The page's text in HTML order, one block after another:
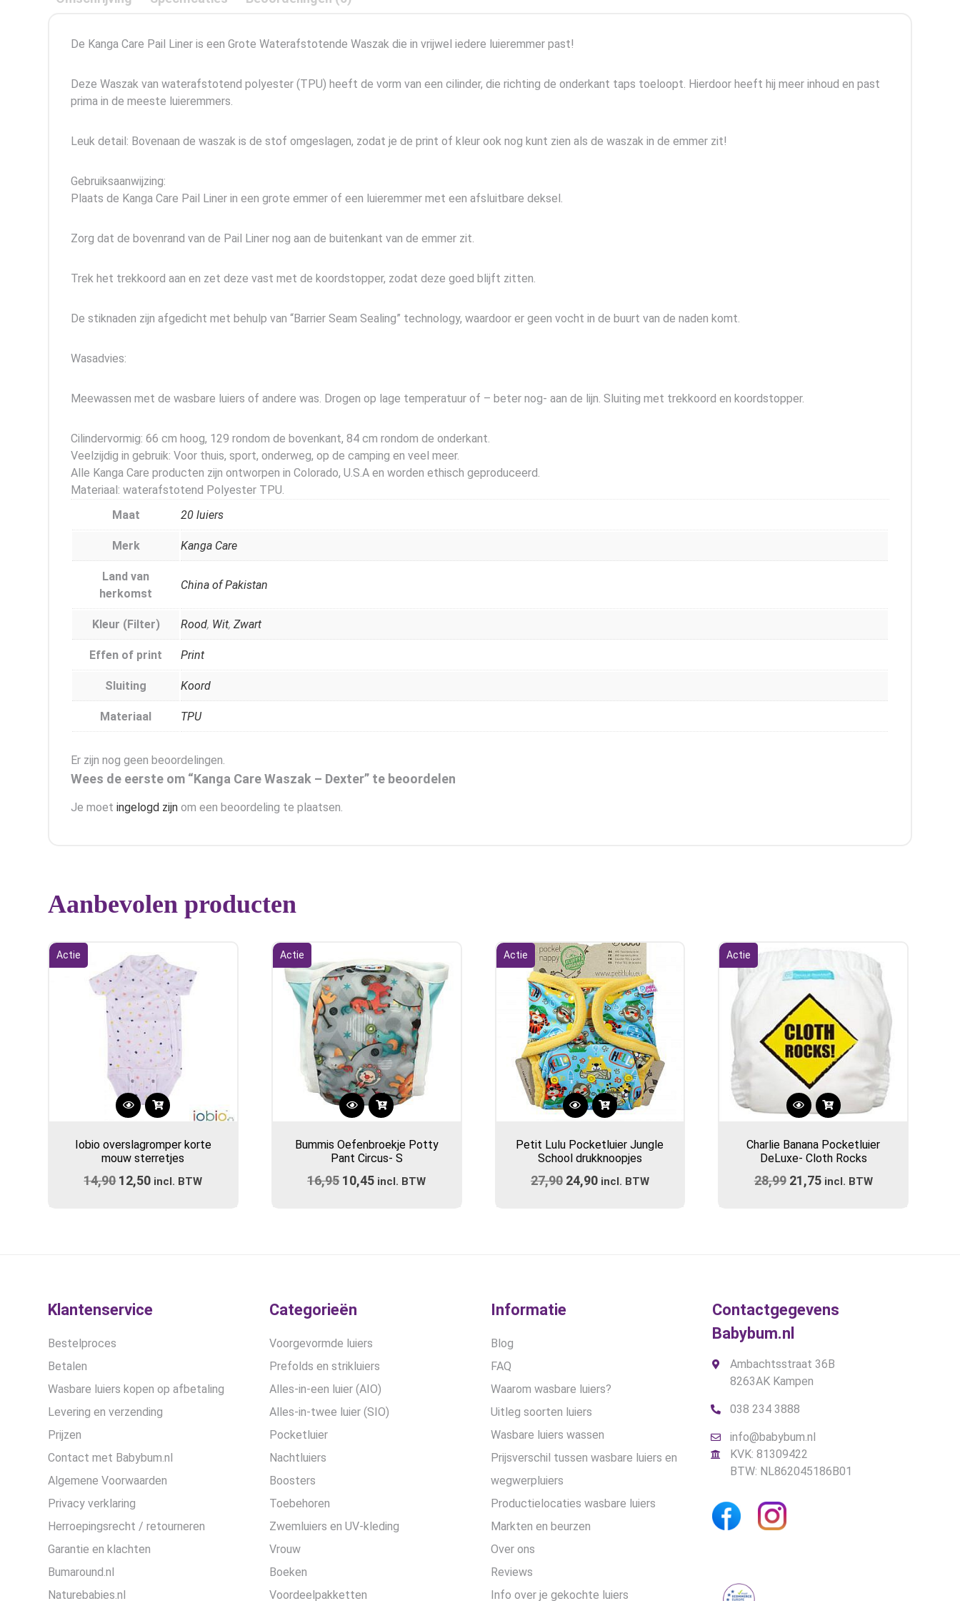
De Kanga Care Pail Liner is een Grote Waterafstotende Waszak die in vrijwel iedere luieremmer past!
Deze Waszak van waterafstotend polyester (TPU) heeft de vorm van een cilinder, die richting de onderkant taps toeloopt. Hierdoor heeft hij meer inhoud en past
prima in de meeste luieremmers.
Leuk detail: Bovenaan de waszak is de stof omgeslagen, zodat je de print of kleur ook nog kunt zien als de waszak in de emmer zit!
Gebruiksaanwijzing:
Plaats de Kanga Care Pail Liner in een grote emmer of een luieremmer met een afsluitbare deksel.
Zorg dat de bovenrand van de Pail Liner nog aan de buitenkant van de emmer zit.
Trek het trekkoord aan en zet deze vast met de koordstopper, zodat deze goed blijft zitten.
De stiknaden zijn afgedicht met behulp van “Barrier Seam Sealing” technology, waardoor er geen vocht in de buurt van de naden komt.
Wasadvies:
Meewassen met de wasbare luiers of andere was. Drogen op lage temperatuur of – beter nog- aan de lijn. Sluiting met trekkoord en koordstopper.
Cilindervormig: 66 cm hoog, 129 rondom de bovenkant, 84 cm rondom de onderkant.
Veelzijdig in gebruik: Voor thuis, sport, onderweg, op de camping en veel meer.
Alle Kanga Care producten zijn ontworpen in Colorado, U.S.A en worden ethisch geproduceerd.
Materiaal: waterafstotend Polyester TPU.
Maat
20 luiers
Merk Kanga Care
Land van
herkomst
China of Pakistan
Kleur (Filter) Rood, Wit, Zwart
Effen of print Print
Sluiting Koord
Materiaal TPU
Er zijn nog geen beoordelingen.
Wees de eerste om “Kanga Care Waszak – Dexter” te beoordelen
Je moet ingelogd zijn om een beoordeling te plaatsen.
Aanbevolen producten
Actie
Dit
heeft
meerdere
variaties.
productpagina
Iobio overslagromper korte
mouw sterretjes
14,90 Oorspronkelijke
12,50 Huidige
incl. BTW
Actie
Bummis Oefenbroekje Potty
Pant Circus- S
16,95 Oorspronkelijke
10,45 Huidige
incl. BTW
Actie
Petit Lulu Pocketluier Jungle
School drukknoopjes
27,90 Oorspronkelijke
24,90Huidige
incl. BTW
Actie
Charlie Banana Pocketluier
DeLuxe- Cloth Rocks
28,99 Oorspronkelijke
21,75Huidige
incl. BTW
Klantenservice
Bestelproces
Betalen
Wasbare luiers kopen op afbetaling
Levering en verzending
Prijzen
Contact met Babybum.nl
Algemene Voorwaarden
Privacy verklaring
Herroepingsrecht / retourneren
Garantie en klachten
Bumaround.nl
Naturebabies.nl
Categorieën
Voorgevormde luiers
Prefolds en strikluiers
Alles-in-een luier (AIO)
Alles-in-twee luier (SIO)
Pocketluier
Nachtluiers
Boosters
Toebehoren
Zwemluiers en UV-kleding
Vrouw
Boeken
Voordeelpakketten
Informatie
Blog
FAQ
Waarom wasbare luiers?
Uitleg soorten luiers
Wasbare luiers wassen
Prijsverschil tussen wasbare luiers en
wegwerpluiers
Productielocaties wasbare luiers
Markten en beurzen
Over ons
Reviews
Info over je gekochte luiers
Contactgegevens
Babybum.nl
Ambachtsstraat 36B
8263AK Kampen
038 234 3888
info@babybum.nl
KVK: 81309422
BTW: NL862045186B01